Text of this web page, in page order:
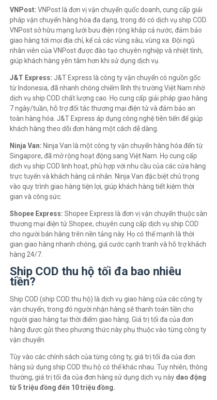
VNPost: VNPost là đơn vị vận chuyển quốc doanh, cung cấp giải
pháp vận chuyển hàng hóa đa dạng, trong đó có dịch vụ ship COD.
VNPost sở hữu mạng lưới bưu điện rộng khắp cả nước, đảm bảo
giao hàng tới mọi địa chỉ, kể cả các vùng sâu, vùng xa. Đội ngũ
nhân viên của VNPost được đào tạo chuyên nghiệp và nhiệt tình,
giúp khách hàng yên tâm hơn khi sử dụng dịch vụ.
J&T Express: J&T Express là công ty vận chuyển có nguồn gốc
từ Indonesia, đã nhanh chóng chiếm lĩnh thị trường Việt Nam nhờ
dịch vụ ship COD chất lượng cao. Họ cung cấp giải pháp giao hàng
7 ngày/tuần, hỗ trợ đối tác thương mại điện tử và đảm bảo an
toàn hàng hóa. J&T Express áp dụng công nghệ tiên tiến để giúp
khách hàng theo dõi đơn hàng một cách dễ dàng.
Ninja Van: Ninja Van là một công ty vận chuyển hàng hóa đến từ
Singapore, đã mở rộng hoạt động sang Việt Nam. Họ cung cấp
dịch vụ ship COD linh hoạt, phù hợp với nhu cầu của các cửa hàng
trực tuyến và khách hàng cá nhân. Ninja Van đặc biệt chú trọng
vào quy trình giao hàng tiện lợi, giúp khách hàng tiết kiệm thời
gian và công sức.
Shopee Express: Shopee Express là đơn vị vận chuyển thuộc sàn
thương mại điện tử Shopee, chuyên cung cấp dịch vụ ship COD
cho người bán hàng trên nền tảng này. Họ có thế mạnh là thời
gian giao hàng nhanh chóng, giá cước cạnh tranh và hỗ trợ khách
hàng 24/7.
Ship COD thu hộ tối đa bao nhiêu
tiền?
Ship COD (ship COD thu hộ) là dịch vụ giao hàng của các công ty
vận chuyển, trong đó người nhận hàng sẽ thanh toán tiền cho
người giao hàng tại thời điểm giao hàng. Giá trị tối đa của đơn
hàng được gửi theo phương thức này phụ thuộc vào từng công ty
vận chuyển.
Tùy vào các chính sách của từng công ty, giá trị tối đa của đơn
hàng sử dụng ship COD thu hộ có thể khác nhau. Tuy nhiên, thông
thường, giá trị tối đa của đơn hàng sử dụng dịch vụ này dao động
từ 5 triệu đồng đến 10 triệu đồng.